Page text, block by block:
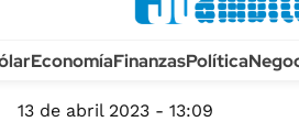
TECNOLOGÍA
MÉXICO
EconomíaFinanzasPolítica
13 de abril 2023 - 13:09